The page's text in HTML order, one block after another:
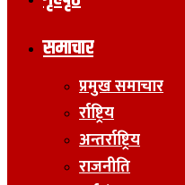
समाचार
प्रमुख समाचार
र्राष्ट्रिय
अन्तर्राष्ट्रिय
राजनीति